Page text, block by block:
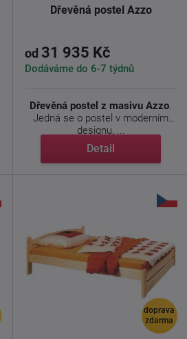
Dřevěná postel Azzo
od 31 935 Kč
Dodáváme do 6-7 týdnů
Dřevěná postel z masivu Azzo.
Jedná se o postel v moderním
designu, ...
Detail
doprava
zdarma